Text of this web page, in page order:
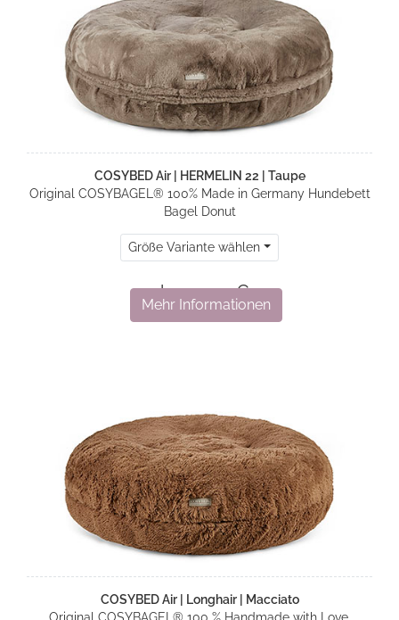
COSYBED Air | HERMELIN 22 | Taupe
Original COSYBAGEL® 100% Made in Germany Hundebett
Bagel Donut
Größe Variante wählen
ab 329,00 €
Mehr Informationen
COSYBED Air | Longhair | Macciato